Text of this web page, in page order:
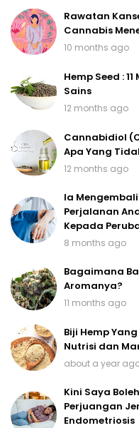
Rawatan
Cannabis
10 months ago
Hemp Seed :
Sains
12 months ago
Cannabidiol
Apa Yang
12 months ago
Ia
Perjalanan
Kepada
8 months ago
Bagaimana
Aromanya?
11 months ago
Biji Hemp
Nutrisi dan
about a year
Kini Saya
Perjuangan
Endometriosis